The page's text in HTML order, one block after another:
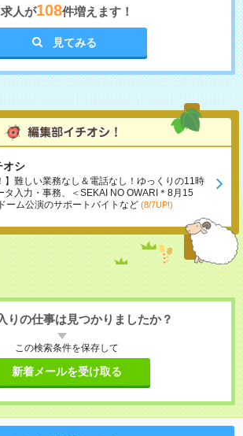
求人が108件増えます！
見てみる
オシ
】難しい業務なし＆電話なし！ゆっくりの11時
タ入力・事務、＜SEKAI NO OWARI＊8月15
ーム公演のサポートバイトなど (8/7UP!)
りの仕事は見つかりましたか？
この検索条件を保存して
新着メールを受け取る